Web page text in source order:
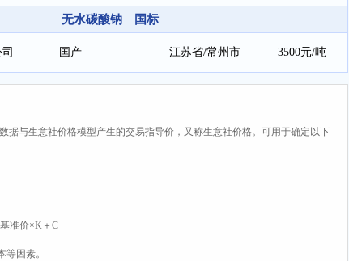
无水碳酸钠 国标
国产 江苏省/常州市 3500元/吨
据与生意社价格模型产生的交易指导价，又称生意社价格。可用于确定以下
准价×K＋C
因素。